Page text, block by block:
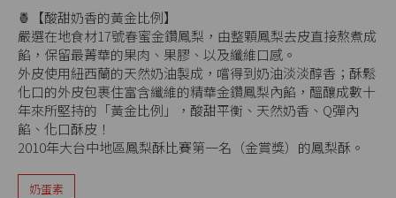
🍍【酸甜奶香的黃金比例】
嚴選在地食材17號春蜜金鑽鳳梨，由整顆鳳梨去皮直接熬煮成
餡，保留最菁華的果肉、果膠、以及纖維口感。
外皮使用紐西蘭的天然奶油製成，嚐得到奶油淡淡醇香；酥鬆
化口的外皮包裹住富含纖維的精華金鑽鳳梨內餡，醞釀成數十
年來所堅持的「黃金比例」，酸甜平衡、天然奶香、Q彈內
餡、化口酥皮！
2010年大台中地區鳳梨酥比賽第一名（金賞獎）的鳳梨酥。
奶蛋素